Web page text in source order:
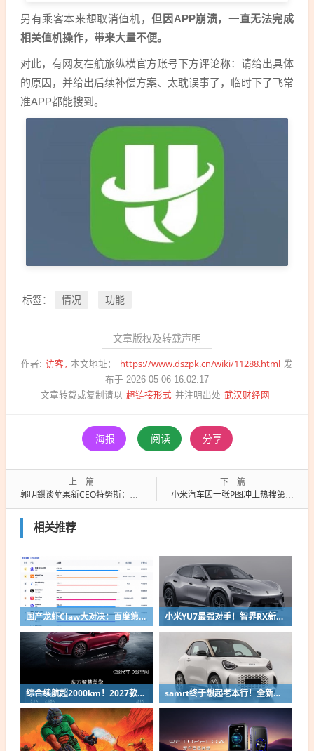
另有乘客本来想取消值机，但因APP崩溃，一直无法完成
相关值机操作，带来大量不便。
对此，有网友在航旅纵横官方账号下方评论称：请给出具体
的原因，并给出后续补偿方案、太耽误事了，临时下了飞常
准APP都能搜到。
标签： 情况 功能
文章版权及转载声明
作者: 访客 本文地址： https://www.dszpk.cn/wiki/11288.html 发
布于 2026-05-06 16:02:17
文章转载或复制请以 超链接形式 并注明出处 武汉财经网
海报 阅读 分享
上一篇
郭明錤谈苹果新CEO特努斯：经典一役是让Mac从x86转向自研芯片
下一篇
小米汽车因一张P图冲上热搜第一：Tim Cook出任小米汽车CEO
相关推荐
国产龙虾Claw大对决：百度第一、小米第二 小米YU7最强对手！智界RX新车申报：低趴车身颜值出众
综合续航超2000km！2027款奇瑞风云A9L上市：限时13.99万起 samrt终于想起老本行！全新微型纯电双座轿车精灵#2申报